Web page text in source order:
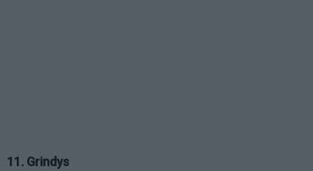
11. Grindys